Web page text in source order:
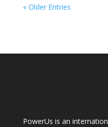
« Older Entries
PowerUs is an